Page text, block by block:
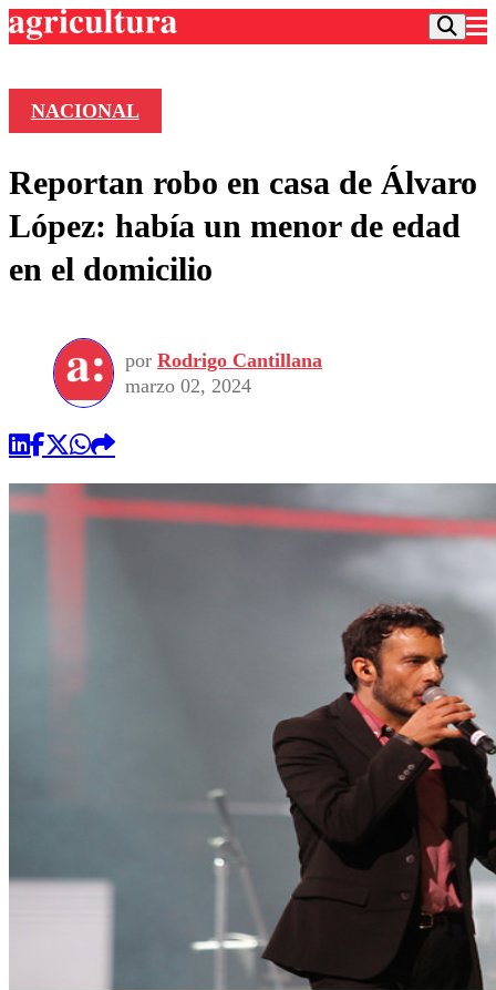
Frecuencias
Agricultura TV
Deportes
Colo Colo
Seleccion Chilena
Torneo Internacional
Universidad de Chile
Entretención
Economía
Internacional
Sustentabilidad
Publicaciones en medios
Opinión
NACIONAL
Reportan robo en casa de Álvaro
López: había un menor de edad
en el domicilio
por Rodrigo Cantillana
marzo 02, 2024